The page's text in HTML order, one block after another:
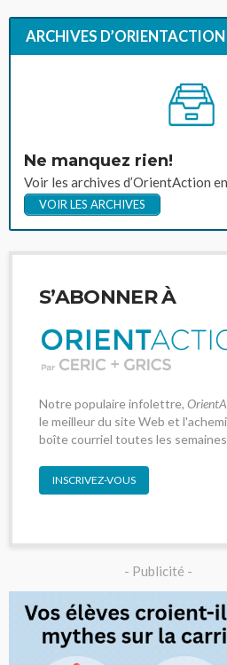
ARCHIVES D’ORIENTACTION
Ne manquez rien!
Voir les archives d’OrientAction
VOIR LES ARCHIVES
S’ABONNER À
Notre populaire infolettre,
le meilleur du site Web et
boîte courriel toutes les
INSCRIVEZ-VOUS
- Publicité -